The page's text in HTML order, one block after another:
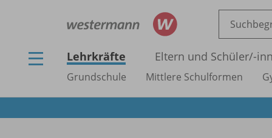
Lehrkräfte Eltern und Schüler/-
Grundschule Mittlere Schulformen